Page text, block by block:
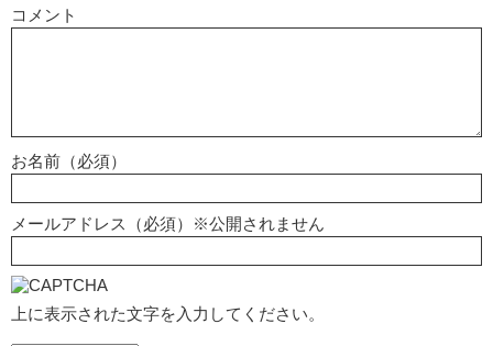
コメント
お名前（必須）
メールアドレス（必須）※公開されません
上に表示された文字を入力してください。